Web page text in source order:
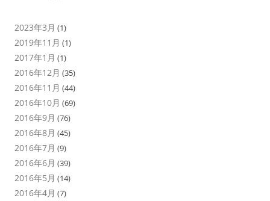
2023年3月 (1)
2019年11月 (1)
2017年1月 (1)
2016年12月 (35)
2016年11月 (44)
2016年10月 (69)
2016年9月 (76)
2016年8月 (45)
2016年7月 (9)
2016年6月 (39)
2016年5月 (14)
2016年4月 (7)